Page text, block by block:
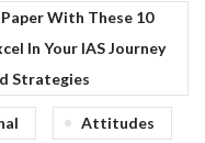
With These 10
In Your IAS Journey
Strategies
Attitudes